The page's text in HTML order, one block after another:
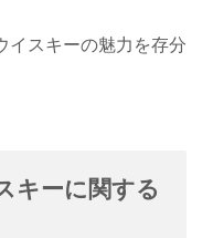
イスキーの魅力を存分
キーに関する